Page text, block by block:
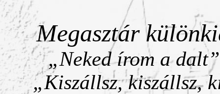
Megasztár
„Neked írom a
„Kiszállsz, kiszállsz,